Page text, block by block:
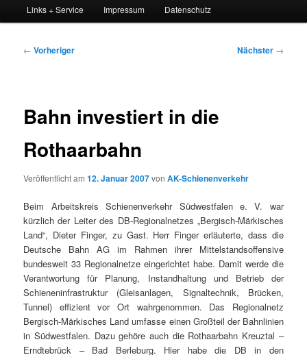
Links + Service Impressum Datenschutz
Beitragsnavigation
← Vorheriger Nächster →
Bahn investiert in die
Rothaarbahn
Veröffentlicht am12. Januar 2007vonAK-Schienenverkehr
Beim Arbeitskreis Schienenverkehr Südwestfalen e. V. war
kürzlich der Leiter des DB-Regionalnetzes „Bergisch-Märkisches
Land“, Dieter Finger, zu Gast. Herr Finger erläuterte, dass die
Deutsche Bahn AG im Rahmen ihrer Mittelstandsoffensive
bundesweit 33 Regionalnetze eingerichtet habe. Damit werde die
Verantwortung für Planung, Instandhaltung und Betrieb der
Schieneninfrastruktur (Gleisanlagen, Signaltechnik, Brücken,
Tunnel) effizient vor Ort wahrgenommen. Das Regionalnetz
Bergisch-Märkisches Land umfasse einen Großteil der Bahnlinien
in Südwestfalen. Dazu gehöre auch die Rothaarbahn Kreuztal –
Erndtebrück – Bad Berleburg. Hier habe die DB in den